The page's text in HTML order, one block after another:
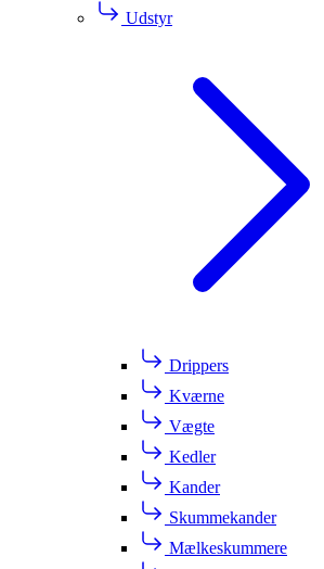
Udstyr
Drippers
Kværne
Vægte
Kedler
Kander
Skummekander
Mælkeskummere